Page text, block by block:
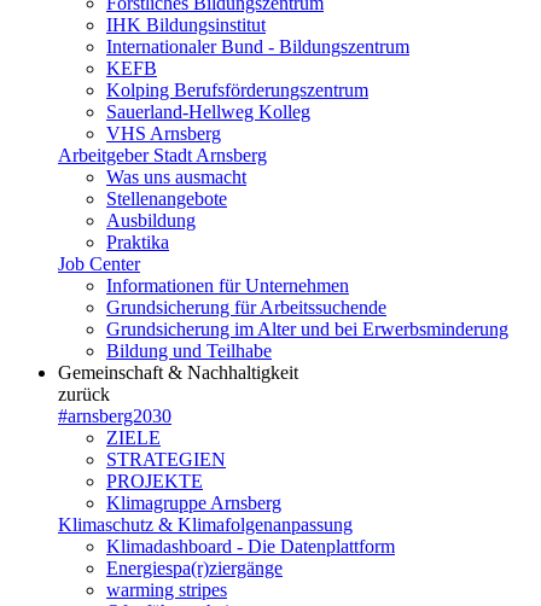
IHK Bildungsinstitut
Internationaler Bund - Bildungszentrum
KEFB
Kolping Berufsförderungszentrum
Sauerland-Hellweg Kolleg
VHS Arnsberg
Arbeitgeber Stadt Arnsberg
Was uns ausmacht
Stellenangebote
Ausbildung
Praktika
Job Center
Informationen für Unternehmen
Grundsicherung für Arbeitssuchende
Grundsicherung im Alter und bei Erwerbsminderung
Bildung und Teilhabe
Gemeinschaft & Nachhaltigkeit
zurück
#arnsberg2030
ZIELE
STRATEGIEN
PROJEKTE
Klimagruppe Arnsberg
Klimaschutz & Klimafolgenanpassung
Klimadashboard - Die Datenplattform
Energiespa(r)ziergänge
warming stripes